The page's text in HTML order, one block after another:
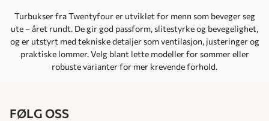
Turbukser fra Twentyfour er utviklet for menn som beveger seg
ute – året rundt. De gir god passform, slitestyrke og bevegelighet,
og er utstyrt med tekniske detaljer som ventilasjon, justeringer og
praktiske lommer. Velg blant lette modeller for sommer eller
robuste varianter for mer krevende forhold.
FØLG OSS